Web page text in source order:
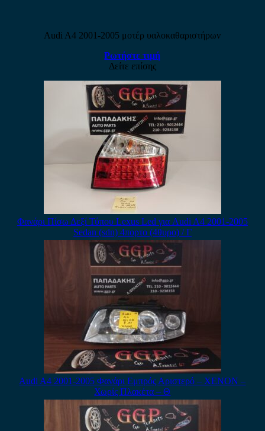
Audi A4 2001-2005 μοτέρ υαλοκαθαριστήρων
Ρωτήστε τιμή
Δείτε επίσης
Φανάρι Πίσω Δεξί Τύπου Lexus Led για Audi A4 2001-2005
Sedan (sdn) 4πορτο (4θυρο) / Γ
Audi A4 2001-2005 Φανάρι Εμπρός Αριστερό – XENON –
Χωρίς Πλακέτα – Θ